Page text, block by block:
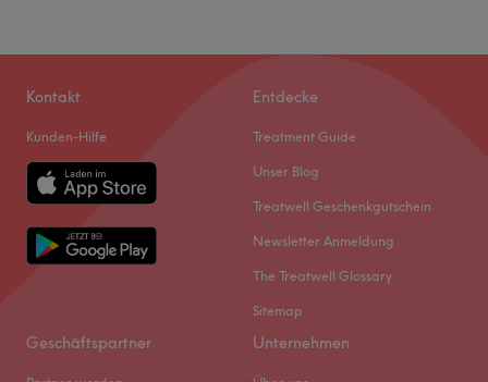
Kontakt
Kunden-Hilfe
Entdecke
Treatment Guide
Unser Blog
Treatwell Geschenkgutschein
Newsletter Anmeldung
The Treatwell Glossary
Sitemap
Geschäftspartner Unternehmen